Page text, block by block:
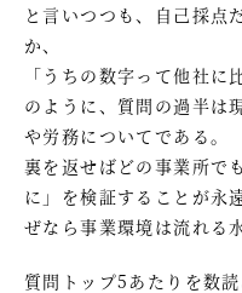
と言いつつも、自己採点
か、
「うちの数字って他社に
のように、質問の過半は
や労務についてである。
裏を返せばどの事業所で
に」を検証することが永
ぜなら事業環境は流れる
質問トップ5あたりを数